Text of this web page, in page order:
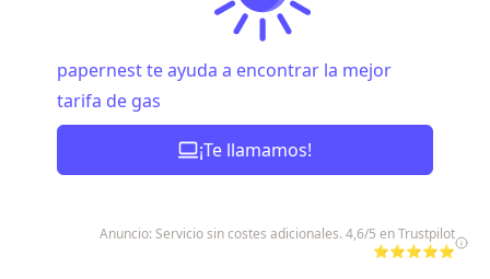
papernest te ayuda a encontrar la mejor
tarifa de gas
¡Te llamamos!
Anuncio: Servicio sin costes adicionales. 4,6/5 en Trustpilot
⭐⭐⭐⭐⭐